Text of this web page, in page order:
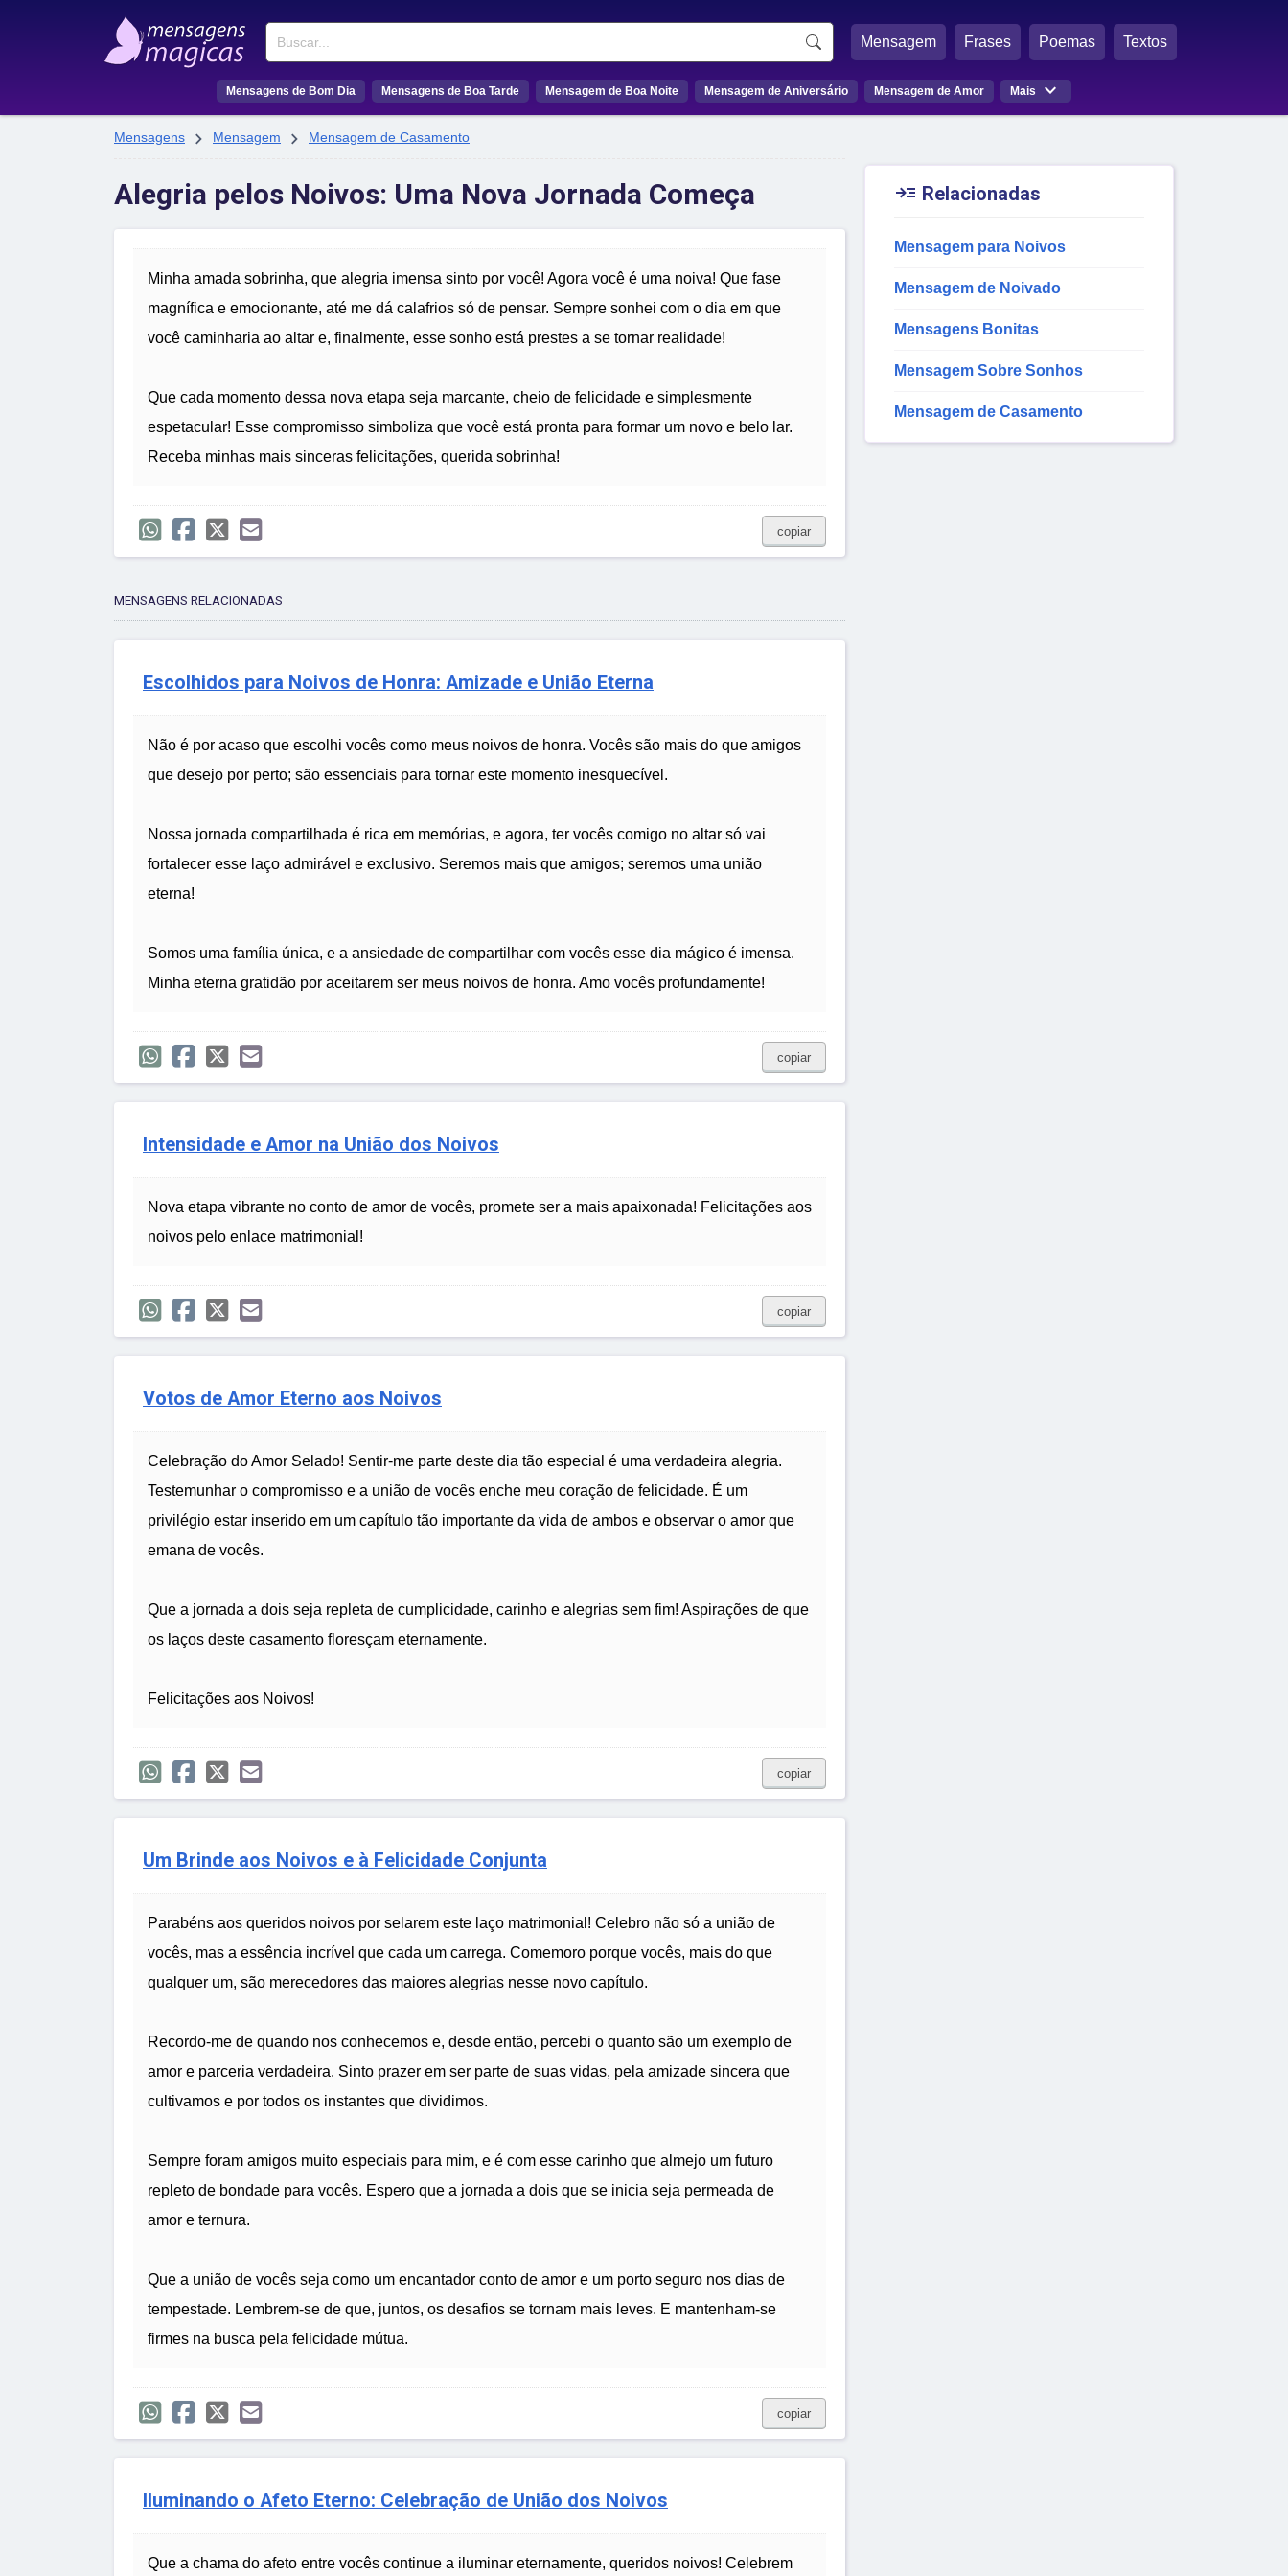
Buscar Mensagem Frases Poemas Textos
Mensagens de Bom Dia Mensagens de Boa Tarde Mensagem de Boa Noite Mensagem de Aniversário Mensagem de Amor Mais 
Mensagens  Mensagem  Mensagem de Casamento
Alegria pelos Noivos: Uma Nova Jornada Começa
Minha amada sobrinha, que alegria imensa sinto por você! Agora você é uma noiva! Que fase
magnífica e emocionante, até me dá calafrios só de pensar. Sempre sonhei com o dia em que
você caminharia ao altar e, finalmente, esse sonho está prestes a se tornar realidade!
Que cada momento dessa nova etapa seja marcante, cheio de felicidade e simplesmente
espetacular! Esse compromisso simboliza que você está pronta para formar um novo e belo lar.
Receba minhas mais sinceras felicitações, querida sobrinha!
copiar
MENSAGENS RELACIONADAS
Escolhidos para Noivos de Honra: Amizade e União Eterna
Não é por acaso que escolhi vocês como meus noivos de honra. Vocês são mais do que amigos
que desejo por perto; são essenciais para tornar este momento inesquecível.
Nossa jornada compartilhada é rica em memórias, e agora, ter vocês comigo no altar só vai
fortalecer esse laço admirável e exclusivo. Seremos mais que amigos; seremos uma união
eterna!
Somos uma família única, e a ansiedade de compartilhar com vocês esse dia mágico é imensa.
Minha eterna gratidão por aceitarem ser meus noivos de honra. Amo vocês profundamente!
copiar
Intensidade e Amor na União dos Noivos
Nova etapa vibrante no conto de amor de vocês, promete ser a mais apaixonada! Felicitações aos
noivos pelo enlace matrimonial!
copiar
Votos de Amor Eterno aos Noivos
Celebração do Amor Selado! Sentir-me parte deste dia tão especial é uma verdadeira alegria.
Testemunhar o compromisso e a união de vocês enche meu coração de felicidade. É um
privilégio estar inserido em um capítulo tão importante da vida de ambos e observar o amor que
emana de vocês.
Que a jornada a dois seja repleta de cumplicidade, carinho e alegrias sem fim! Aspirações de que
os laços deste casamento floresçam eternamente.
Felicitações aos Noivos!
copiar
Um Brinde aos Noivos e à Felicidade Conjunta
Parabéns aos queridos noivos por selarem este laço matrimonial! Celebro não só a união de
vocês, mas a essência incrível que cada um carrega. Comemoro porque vocês, mais do que
qualquer um, são merecedores das maiores alegrias nesse novo capítulo.
Recordo-me de quando nos conhecemos e, desde então, percebi o quanto são um exemplo de
amor e parceria verdadeira. Sinto prazer em ser parte de suas vidas, pela amizade sincera que
cultivamos e por todos os instantes que dividimos.
Sempre foram amigos muito especiais para mim, e é com esse carinho que almejo um futuro
repleto de bondade para vocês. Espero que a jornada a dois que se inicia seja permeada de
amor e ternura.
Que a união de vocês seja como um encantador conto de amor e um porto seguro nos dias de
tempestade. Lembrem-se de que, juntos, os desafios se tornam mais leves. E mantenham-se
firmes na busca pela felicidade mútua.
copiar
Iluminando o Afeto Eterno: Celebração de União dos Noivos
Que a chama do afeto entre vocês continue a iluminar eternamente, queridos noivos! Celebrem
 Relacionadas
Mensagem para Noivos
Mensagem de Noivado
Mensagens Bonitas
Mensagem Sobre Sonhos
Mensagem de Casamento